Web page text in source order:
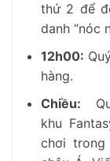
thứ 2 để
danh “nóc
12h00:
hàng.
Chiều:
khu
chơi